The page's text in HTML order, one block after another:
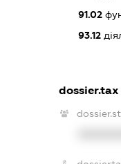
91.02
93.12
dossier.tax